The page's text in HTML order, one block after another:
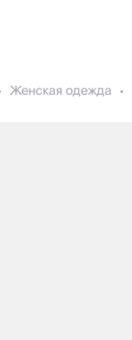
Женская одежда